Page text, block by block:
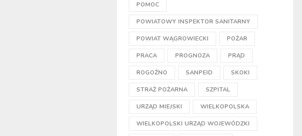
POMOC
POWIATOWY INSPEKTOR SANITARNY
POWIAT WĄGROWIECKI POŻAR
PRACA PROGNOZA PRĄD
ROGOŹNO SANPEID SKOKI
STRAŻ POŻARNA SZPITAL
URZĄD MIEJSKI WIELKOPOLSKA
WIELKOPOLSKI URZĄD WOJEWÓDZKI